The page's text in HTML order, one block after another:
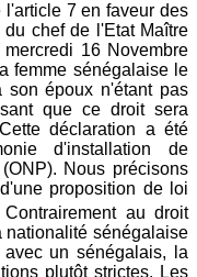
7 en faveur des
chef de l'Etat Maître
16 Novembre
femme sénégalaise le
son époux n'étant pas
que ce droit sera
déclaration a été
d'installation de
Nous précisons
proposition de loi
au droit
nationalité sénégalaise
un sénégalais, la
plutôt strictes. Les